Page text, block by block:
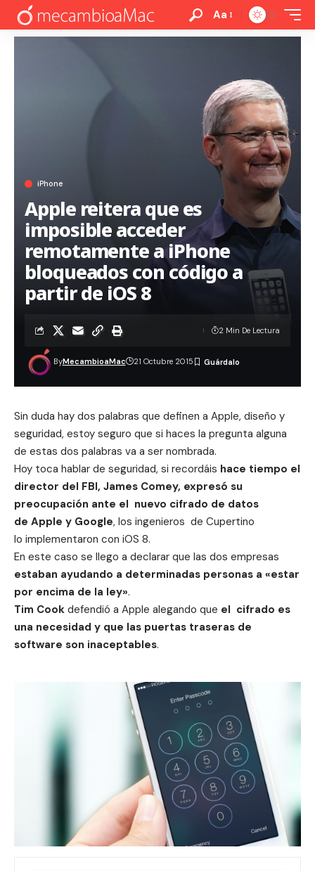
Aa
iPhone
Apple reitera que es
imposible acceder
remotamente a iPhone
bloqueados con código a
partir de iOS 8
ByMecambioaMac 21 Octubre 2015
2 Min De Lectura
Sin duda hay dos palabras que definen a Apple, diseño y
seguridad, estoy seguro que si haces la pregunta alguna
de estas dos palabras va a ser nombrada.
Hoy toca hablar de seguridad, si recordáis hace tiempo el
director del FBI, James Comey, expresó su
preocupación ante el nuevo cifrado de datos
de Apple y Google, los ingenieros de Cupertino
lo implementaron con iOS 8.
En este caso se llego a declarar que las dos empresas
estaban ayudando a determinadas personas a «estar
por encima de la ley».
Tim Cook defendió a Apple alegando que el cifrado es
una necesidad y que las puertas traseras de
software son inaceptables.